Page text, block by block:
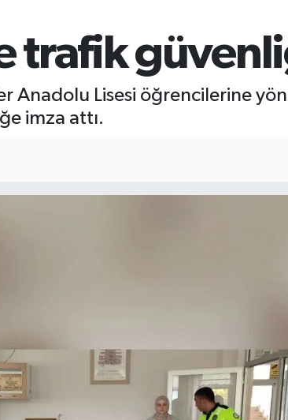
trafik
Anadolu Lisesi öğrencilerine
imza attı.